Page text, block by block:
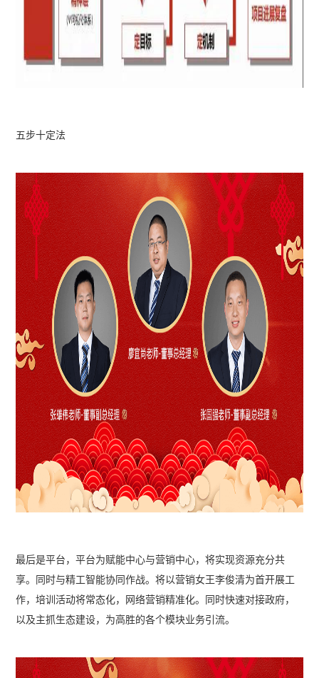
五步十定法
最后是平台，平台为赋能中心与营销中心，将实现资源充分共
享。同时与精工智能协同作战。将以营销女王李俊清为首开展工
作，培训活动将常态化，网络营销精准化。同时快速对接政府，
以及主抓生态建设，为高胜的各个模块业务引流。